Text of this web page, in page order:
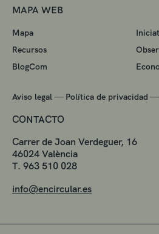
MAPA WEB
Mapa
Recursos
BlogCom
Aviso legal — Política de privacidad —
CONTACTO
Carrer de Joan Verdeguer, 16
46024 València
T. 963 510 028
info@encircular.es